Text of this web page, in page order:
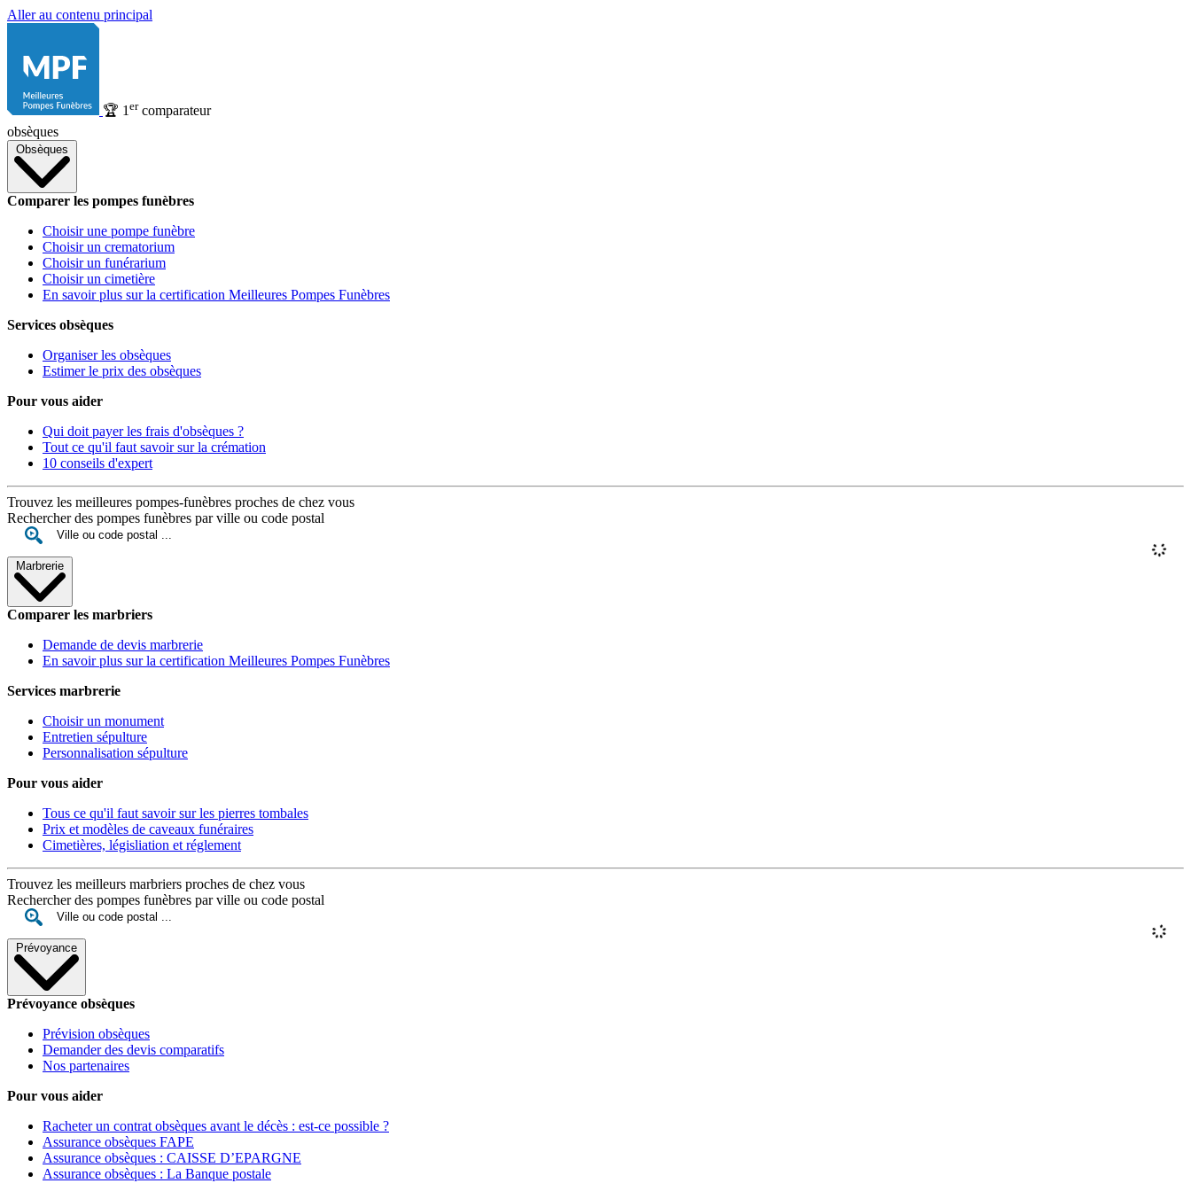
Aller au contenu principal
🏆 1 ercomparateur
obsèques
Obsèques
Comparer les pompes funèbres
Choisir une pompe funèbre
Choisir un crematorium
Choisir un funérarium
Choisir un cimetière
En savoir plus sur la certification Meilleures Pompes Funèbres
Services obsèques
Organiser les obsèques
Estimer le prix des obsèques
Pour vous aider
Qui doit payer les frais d'obsèques ?
Tout ce qu'il faut savoir sur la crémation
10 conseils d'expert
Trouvez les meilleures pompes-funèbres proches de chez vous
Rechercher des pompes funèbres par ville ou code postal
Marbrerie
Comparer les marbriers
Demande de devis marbrerie
En savoir plus sur la certification Meilleures Pompes Funèbres
Services marbrerie
Choisir un monument
Entretien sépulture
Personnalisation sépulture
Pour vous aider
Tous ce qu'il faut savoir sur les pierres tombales
Prix et modèles de caveaux funéraires
Cimetières, législiation et réglement
Trouvez les meilleurs marbriers proches de chez vous
Rechercher des pompes funèbres par ville ou code postal
Prévoyance
Prévoyance obsèques
Prévision obsèques
Demander des devis comparatifs
Nos partenaires
Pour vous aider
Racheter un contrat obsèques avant le décès : est-ce possible ?
Assurance obsèques FAPE
Assurance obsèques : CAISSE D’EPARGNE
Assurance obsèques : La Banque postale